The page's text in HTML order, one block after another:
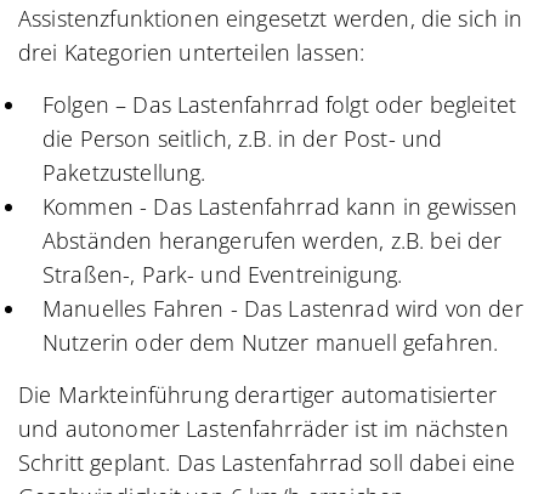
Assistenzfunktionen eingesetzt werden, die sich in
drei Kategorien unterteilen lassen:
Folgen – Das Lastenfahrrad folgt oder begleitet
die Person seitlich, z.B. in der Post- und
Paketzustellung.
Kommen - Das Lastenfahrrad kann in gewissen
Abständen herangerufen werden, z.B. bei der
Straßen-, Park- und Eventreinigung.
Manuelles Fahren - Das Lastenrad wird von der
Nutzerin oder dem Nutzer manuell gefahren.
Die Markteinführung derartiger automatisierter
und autonomer Lastenfahrräder ist im nächsten
Schritt geplant. Das Lastenfahrrad soll dabei eine